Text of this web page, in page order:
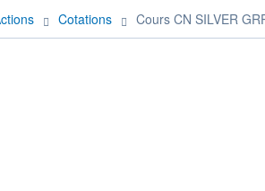
Cotations Cours CN SILVER